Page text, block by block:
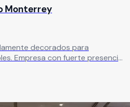
Monterrey
decorados para
Empresa con fuerte presencia